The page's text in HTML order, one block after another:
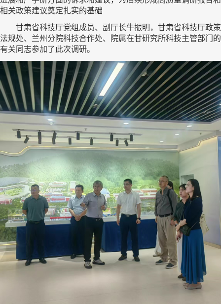
相关政策建议奠定扎实的基础
甘肃省科技厅党组成员、副厅长牛振明，甘肃省科技厅政策
法规处、兰州分院科技合作处、院属在甘研究所科技主管部门的
有关同志参加了此次调研。